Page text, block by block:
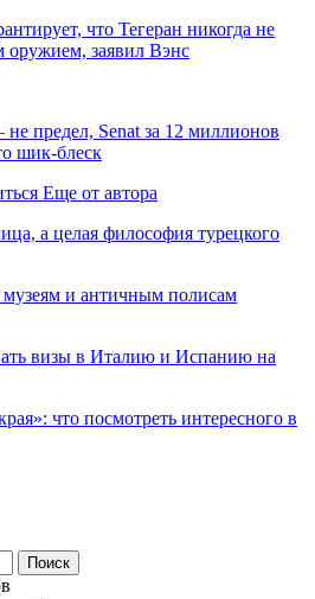
что Тегеран никогда не
оружием, заявил Вэнс
предел, Senat за 12 миллионов
шик-блеск
Еще от автора
а целая философия турецкого
и античным полисам
визы в Италию и Испанию на
что посмотреть интересного в